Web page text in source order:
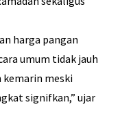
harga pangan
umum tidak jauh
kemarin meski
signifkan,” ujar